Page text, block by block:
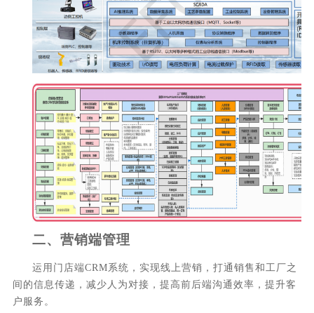
二、 营销端管理
运用门店端CRM系统，实现线上营销，打通销售和工厂之
间的信息传递，减少人为对接，提高前后端沟通效率，提升客
户服务。